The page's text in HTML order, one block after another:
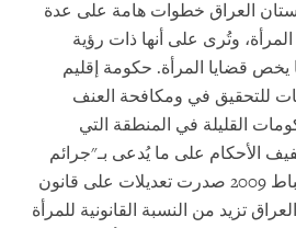
العراق خطوات هامة على عدة
وتُرى على أنها ذات رؤية
يخص قضايا المرأة. حكومة إقليم
للتحقيق في ومكافحة العنف
القليلة في المنطقة التي
الأحكام على ما يُدعى بـ"جرائم
الشرف". وفي فبراير/شباط 2009 صدرت تعديلات على قانون
تزيد من النسبة القانونية للمرأة